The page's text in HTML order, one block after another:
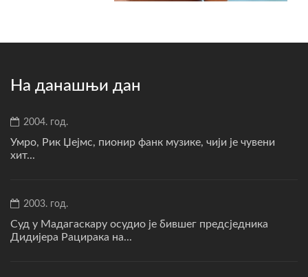
На данашњи дан
2004. год.
Умро, Рик Џејмс, пионир фанк музике, чији је чувени
хит...
2003. год.
Суд у Мадагаскару осудио је бившег предсједника
Дидијера Рацирака на...